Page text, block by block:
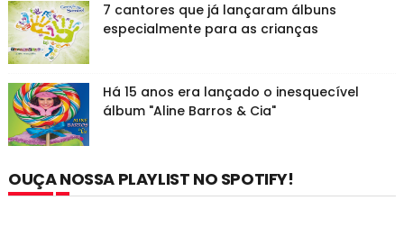
7 cantores que já lançaram álbuns
especialmente para as crianças
Há 15 anos era lançado o inesquecível
álbum "Aline Barros & Cia"
OUÇA NOSSA PLAYLIST NO SPOTIFY!